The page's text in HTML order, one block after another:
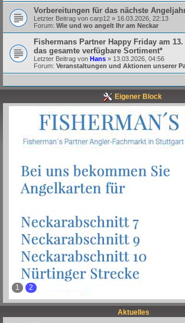
Vorbereitungen für das nächste
Letzter Beitrag von carp12 » 16.03.2026, 22:13
Forum: Wie und wo angelt Ihr am Neckar
Fishermans Partner Happy Friday am
das gesamte verfügbare Sortiment*
Letzter Beitrag von Hans » 13.03.2026, 04:56
Forum: Veranstaltungen und Aktionen unserer
Eigener Block
1 2
Aktuelles